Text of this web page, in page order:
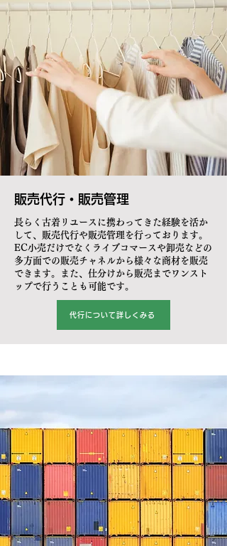
​販売代行・販売管理
長らく古着リユースに携わってきた経験を活か
して、販売代行や販売管理を行っております。
EC小売だけでなくライブコマースや卸売などの
多方面での販売チャネルから様々な商材を販売
できます。また、仕分けから販売までワンスト
ップで行うことも可能です。
代行について詳しくみる